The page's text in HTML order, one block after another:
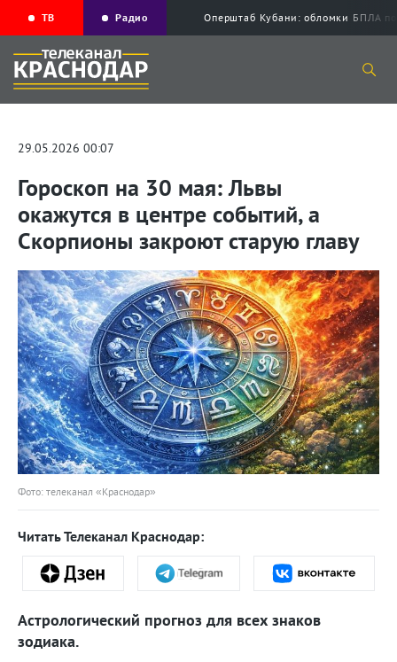
ТВ Радио Оперштаб Кубани: обломки БПЛА
29.05.2026 00:07
Гороскоп на 30 мая: Львы
окажутся в центре событий, а
Скорпионы закроют старую главу
Фото: телеканал «Краснодар»
Читать Телеканал Краснодар:
Астрологический прогноз для всех знаков
зодиака.